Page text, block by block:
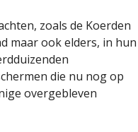
zoals de Koerden
maar ook elders, in hun
die nu nog op
overgebleven